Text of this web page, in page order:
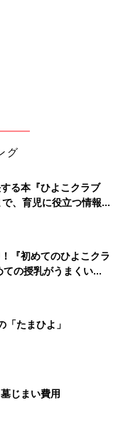
グ
る本『ひよこクラブ
、育児に役立つ情報が
『初めてのひよこクラ
の授乳がうまくい
夏のトラブル 解決テ
たまひよ」
じまい費用